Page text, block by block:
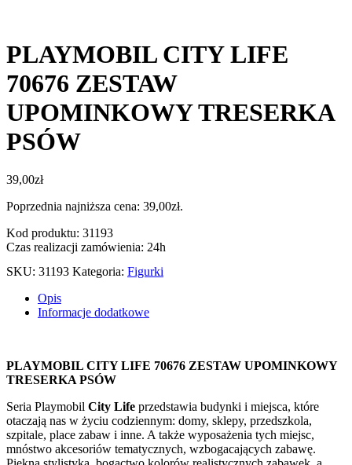
PLAYMOBIL CITY LIFE
70676 ZESTAW
UPOMINKOWY TRESERKA
PSÓW
39,00zł
Poprzednia najniższa cena: 39,00zł.
Kod produktu: 31193
Czas realizacji zamówienia: 24h
SKU: 31193 Kategoria: Figurki
Opis
Informacje dodatkowe
PLAYMOBIL CITY LIFE 70676 ZESTAW UPOMINKOWY
TRESERKA PSÓW
Seria Playmobil City Life przedstawia budynki i miejsca, które
otaczają nas w życiu codziennym: domy, sklepy, przedszkola,
szpitale, place zabaw i inne. A także wyposażenia tych miejsc,
mnóstwo akcesoriów tematycznych, wzbogacających zabawę.